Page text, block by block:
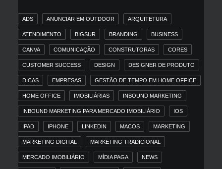
ADS ANUNCIAR EM OUTDOOR ARQUITETURA
ATENDIMENTO BIGSUR BRANDING BUSINESS
CANVA COMUNICAÇÃO CONSTRUTORAS CORES
CUSTOMER SUCCESS DESIGN DESIGNER DE PRODUTO
DICAS EMPRESAS GESTÃO DE TEMPO EM HOME OFFICE
HOME OFFICE IMOBILIÁRIAS INBOUND MARKETING
INBOUND MARKETING PARA MERCADO IMOBILIÁRIO IOS
IPAD IPHONE LINKEDIN MACOS MARKETING
MARKETING DIGITAL MARKETING TRADICIONAL
MERCADO IMOBILIÁRIO MÍDIA PAGA NEWS